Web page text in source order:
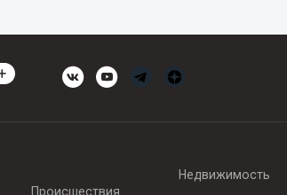
Происшествия
Недвижимость